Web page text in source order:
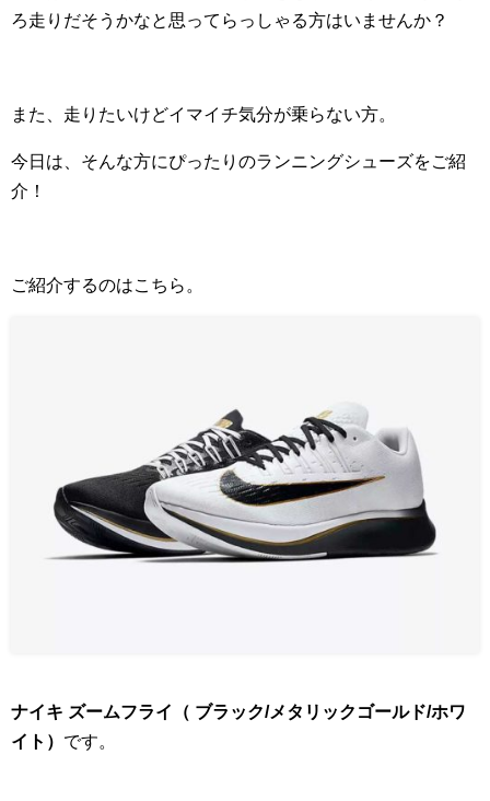
ろ走りだそうかなと思ってらっしゃる方はいませんか？
また、走りたいけどイマイチ気分が乗らない方。
今日は、そんな方にぴったりのランニングシューズをご紹
介！
ご紹介するのはこちら。
ナイキ ズームフライ（ ブラック/メタリックゴールド/ホワ
イト） です。